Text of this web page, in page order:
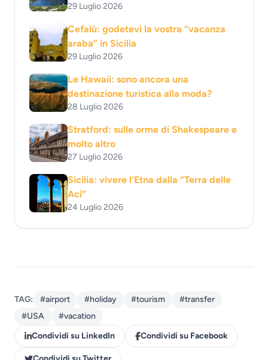
29 Luglio 2026
Cefalù: godetevi la vostra “vacanza
araba” in Sicilia
29 Luglio 2026
Le Hawaii: sono ancora una
destinazione turistica alla moda?
28 Luglio 2026
Stratford: sulle orme di Shakespeare e
molto altro
27 Luglio 2026
Sicilia: vivere l’Etna dalla “Terra delle
Aci”
24 Luglio 2026
TAG: #airport #holiday #tourism
#transfer
#USA
#vacation
Condividi su LinkedIn
Condividi su Facebook